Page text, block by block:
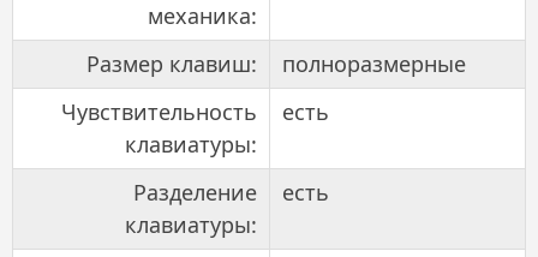
механика:
Размер клавиш:
полноразмерные
Чувствительность
клавиатуры:
есть
Разделение
клавиатуры:
есть